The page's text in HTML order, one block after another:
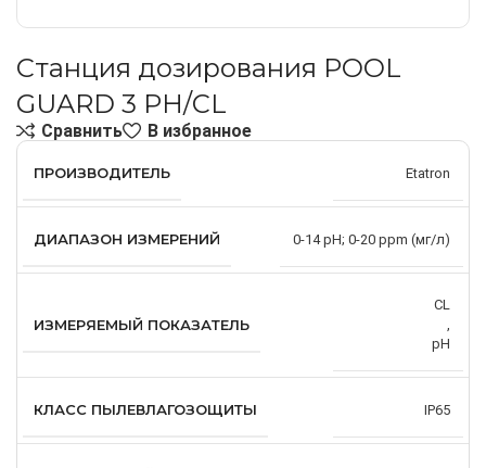
Станция дозирования POOL
GUARD 3 PH/CL
Сравнить В избранное
ПРОИЗВОДИТЕЛЬ Etatron
ДИАПАЗОН ИЗМЕРЕНИЙ 0-14 рН; 0-20 ppm (мг/л)
ИЗМЕРЯЕМЫЙ ПОКАЗАТЕЛЬ
CL
,
pH
КЛАСС ПЫЛЕВЛАГОЗОЩИТЫ IP65